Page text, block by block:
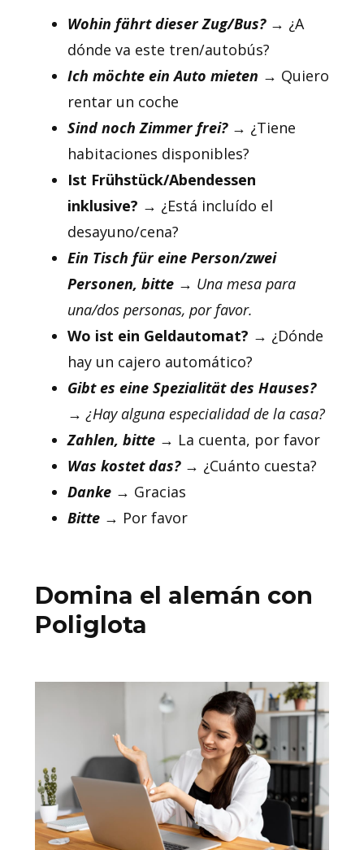
Wohin fährt dieser Zug/Bus? → ¿A
dónde va este tren/autobús?
Ich möchte ein Auto mieten → Quiero
rentar un coche
Sind noch Zimmer frei? → ¿Tiene
habitaciones disponibles?
Ist Frühstück/Abendessen
inklusive? → ¿Está incluído el
desayuno/cena?
Ein Tisch für eine Person/zwei
Personen, bitte → Una mesa para
una/dos personas, por favor.
Wo ist ein Geldautomat? → ¿Dónde
hay un cajero automático?
Gibt es eine Spezialität des Hauses?
→ ¿Hay alguna especialidad de la casa?
Zahlen, bitte → La cuenta, por favor
Was kostet das? → ¿Cuánto cuesta?
Danke→ Gracias
Bitte → Por favor
Domina el alemán con
Poliglota